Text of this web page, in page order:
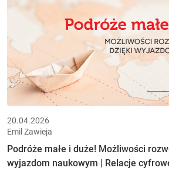
20.04.2026
Emil Zawieja
Podróże małe i duże! Możliwości
wyjazdom naukowym | Relacje